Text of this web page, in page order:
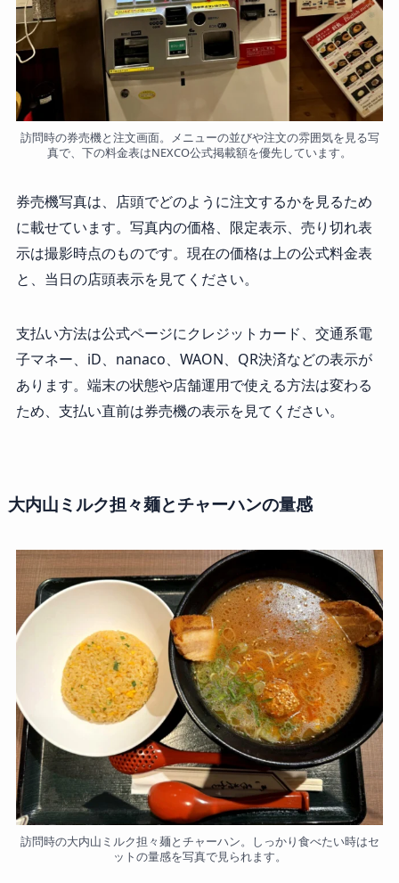
訪問時の券売機と注文画面。メニューの並びや注文の雰囲気を見る写
真で、下の料金表はNEXCO公式掲載額を優先しています。
券売機写真は、店頭でどのように注文するかを見るため
に載せています。写真内の価格、限定表示、売り切れ表
示は撮影時点のものです。現在の価格は上の公式料金表
と、当日の店頭表示を見てください。
支払い方法は公式ページにクレジットカード、交通系電
子マネー、iD、nanaco、WAON、QR決済などの表示が
あります。端末の状態や店舗運用で使える方法は変わる
ため、支払い直前は券売機の表示を見てください。
大内山ミルク担々麺とチャーハンの量感
訪問時の大内山ミルク担々麺とチャーハン。しっかり食べたい時はセ
ットの量感を写真で見られます。